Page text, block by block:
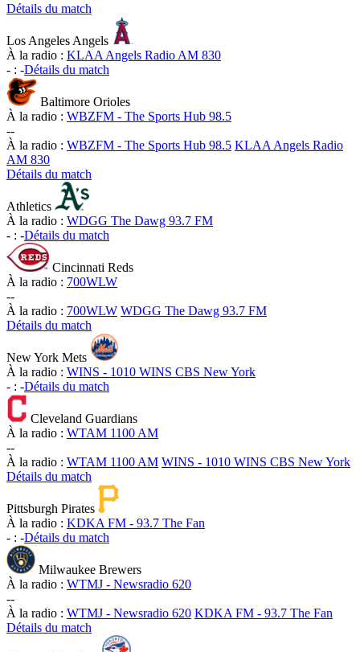
Détails du match
Los Angeles Angels
À la radio : KLAA Angels Radio AM 830
- : -Détails du match
Baltimore Orioles
À la radio : WBZFM - The Sports Hub 98.5
--
À la radio : WBZFM - The Sports Hub 98.5 KLAA Angels Radio
AM 830
Détails du match
Athletics
À la radio : WDGG The Dawg 93.7 FM
- : -Détails du match
Cincinnati Reds
À la radio : 700WLW
--
À la radio : 700WLW WDGG The Dawg 93.7 FM
Détails du match
New York Mets
À la radio : WINS - 1010 WINS CBS New York
- : -Détails du match
Cleveland Guardians
À la radio : WTAM 1100 AM
--
À la radio : WTAM 1100 AM WINS - 1010 WINS CBS New York
Détails du match
Pittsburgh Pirates
À la radio : KDKA FM - 93.7 The Fan
- : -Détails du match
Milwaukee Brewers
À la radio : WTMJ - Newsradio 620
--
À la radio : WTMJ - Newsradio 620 KDKA FM - 93.7 The Fan
Détails du match